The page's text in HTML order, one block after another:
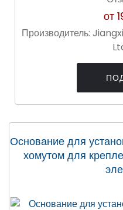
от
Производитель:
Основание для
хомутом для